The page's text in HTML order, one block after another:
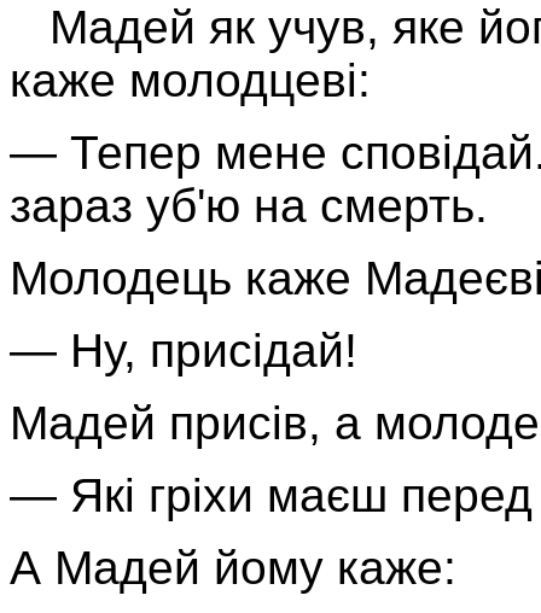
Мадей як учув, яке
каже молодцеві:
— Тепер мене
зараз уб'ю на смерть.
Молодець каже
— Ну, присідай!
Мадей присів, а
— Які гріхи маєш
А Мадей йому каже: